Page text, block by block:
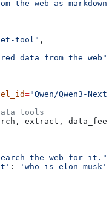
the web as
tool"
,
data from the web"
="Qwen/Qwen3-
tools
extract,
the web for it."
: 'who is elon musk'